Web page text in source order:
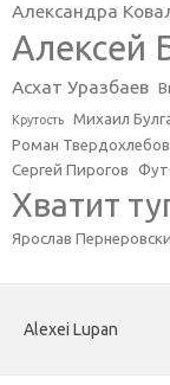
Александра
Алексей
Асхат Уразбаев
Крутость Михаил
Роман Твердохлебов
Сергей Пирогов
Хватит
Ярослав
Alexei Lupan